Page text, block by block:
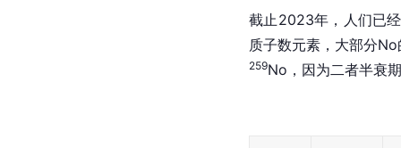
截止2023年，人们已
质子数元素，大部分
259No，因为二者半衰